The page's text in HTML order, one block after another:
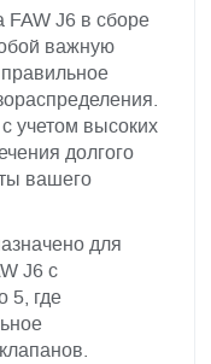
FAW J6 в сборе
важную
учетом высоких
долгого
вашего
для
J6 с
5, где